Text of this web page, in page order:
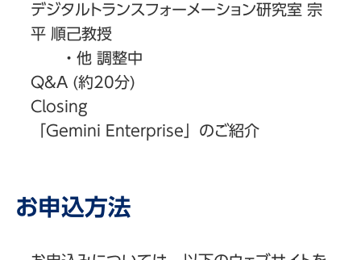
デジタルトランスフォーメーション研究室 宗
平 順己教授
・他 調整中
Q&A (約20分)
Closing
「Gemini Enterprise」のご紹介
お申込方法